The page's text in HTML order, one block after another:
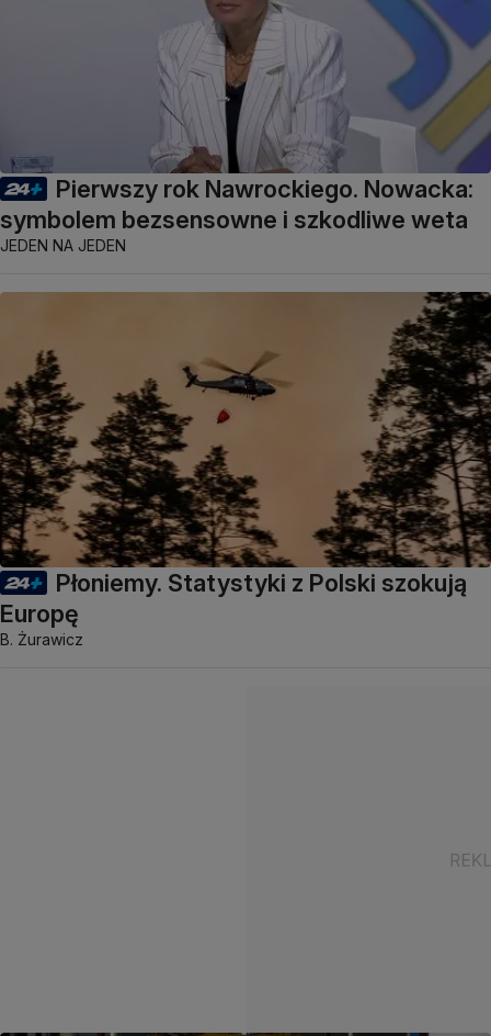
Pierwszy rok Nawrockiego. Nowacka:
symbolem bezsensowne i szkodliwe weta
JEDEN NA JEDEN
Płoniemy. Statystyki z Polski szokują
Europę
B. Żurawicz